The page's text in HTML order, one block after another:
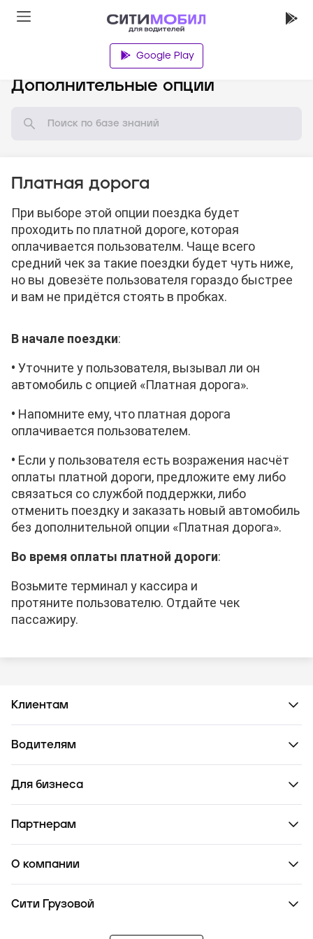
Google Play
Дополнительные опции
Платная дорога
При выборе этой опции поездка будет
проходить по платной дороге, которая
оплачивается пользователм. Чаще всего
средний чек за такие поездки будет чуть ниже,
но вы довезёте пользователя гораздо быстрее
и вам не придётся стоять в пробках.
В начале поездки:
• Уточните у пользователя, вызывал ли он
автомобиль с опцией «Платная дорога».
• Напомните ему, что платная дорога
оплачивается пользователем.
• Если у пользователя есть возражения насчёт
оплаты платной дороги, предложите ему либо
связаться со службой поддержки, либо
отменить поездку и заказать новый автомобиль
без дополнительной опции «Платная дорога».
Во время оплаты платной дороги:
Возьмите терминал у кассира и
протяните пользователю. Отдайте чек
пассажиру.
Клиентам
Водителям
Для бизнеса
Партнерам
О компании
Сити Грузовой